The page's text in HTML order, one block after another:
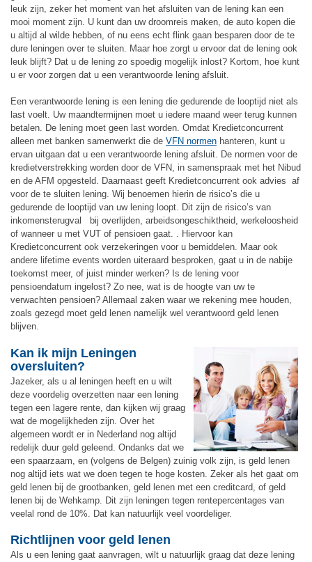
leuk zijn, zeker het moment van het afsluiten van de lening kan een
mooi moment zijn. U kunt dan uw droomreis maken, de auto kopen die
u altijd al wilde hebben, of nu eens echt flink gaan besparen door de te
dure leningen over te sluiten. Maar hoe zorgt u ervoor dat de lening ook
leuk blijft? Dat u de lening zo spoedig mogelijk inlost? Kortom, hoe kunt
u er voor zorgen dat u een verantwoorde lening afsluit.
Een verantwoorde lening is een lening die gedurende de looptijd niet als
last voelt. Uw maandtermijnen moet u iedere maand weer terug kunnen
betalen. De lening moet geen last worden. Omdat Kredietconcurrent
alleen met banken samenwerkt die de VFN normen hanteren, kunt u
ervan uitgaan dat u een verantwoorde lening afsluit. De normen voor de
kredietverstrekking worden door de VFN, in samenspraak met het Nibud
en de AFM opgesteld. Daarnaast geeft Kredietconcurrent ook advies af
voor de te sluiten lening. Wij benoemen hierin de risico’s die u
gedurende de looptijd van uw lening loopt. Dit zijn de risico’s van
inkomensterugval bij overlijden, arbeidsongeschiktheid, werkeloosheid
of wanneer u met VUT of pensioen gaat. . Hiervoor kan
Kredietconcurrent ook verzekeringen voor u bemiddelen. Maar ook
andere lifetime events worden uiteraard besproken, gaat u in de nabije
toekomst meer, of juist minder werken? Is de lening voor
pensioendatum ingelost? Zo nee, wat is de hoogte van uw te
verwachten pensioen? Allemaal zaken waar we rekening mee houden,
zoals gezegd moet geld lenen namelijk wel verantwoord geld lenen
blijven.
Kan ik mijn Leningen
oversluiten?
Jazeker, als u al leningen heeft en u wilt
deze voordelig overzetten naar een lening
tegen een lagere rente, dan kijken wij graag
wat de mogelijkheden zijn. Over het
algemeen wordt er in Nederland nog altijd
redelijk duur geld geleend. Ondanks dat we
een spaarzaam, en (volgens de Belgen) zuinig volk zijn, is geld lenen
nog altijd iets wat we doen tegen te hoge kosten. Zeker als het gaat om
geld lenen bij de grootbanken, geld lenen met een creditcard, of geld
lenen bij de Wehkamp. Dit zijn leningen tegen rentepercentages van
veelal rond de 10%. Dat kan natuurlijk veel voordeliger.
Richtlijnen voor geld lenen
Als u een lening gaat aanvragen, wilt u natuurlijk graag dat deze lening